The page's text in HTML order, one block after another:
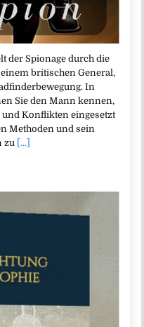
der Spionage durch die
britischen General,
In
Sie den Mann kennen,
Konflikten eingesetzt
Methoden und sein
zu [...]